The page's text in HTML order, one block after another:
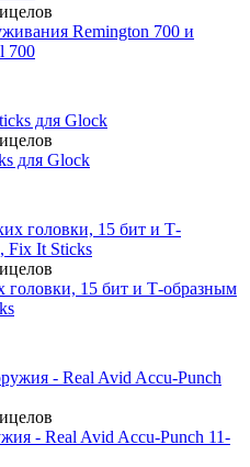
Remington 700 и
700
для Glock
головки, 15 бит и Т-образным
- Real Avid Accu-Punch 11-